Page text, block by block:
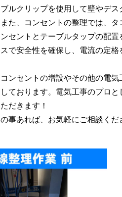
ルクリップを使用して壁やデス
た、コンセントの整理では、タ
セントとテーブルタップの配置
で安全性を確保し、電流の定格
ンセントの増設やその他の電気
ております。電気工事のプロと
だきます！
事あれば、お気軽にご相談くだ